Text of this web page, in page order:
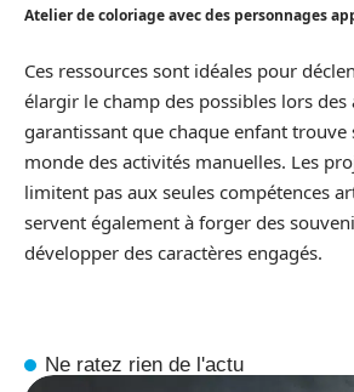
Atelier de coloriage avec des personnages
Ces ressources sont idéales pour
élargir le champ des possibles lors des
garantissant que chaque enfant trouve
monde des activités manuelles. Les
limitent pas aux seules compétences
servent également à forger des
développer des caractères engagés.
Ne ratez rien de l'actu